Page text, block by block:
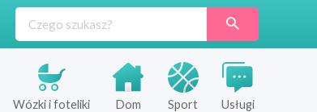
Wózki i foteliki Dom Sport Usługi